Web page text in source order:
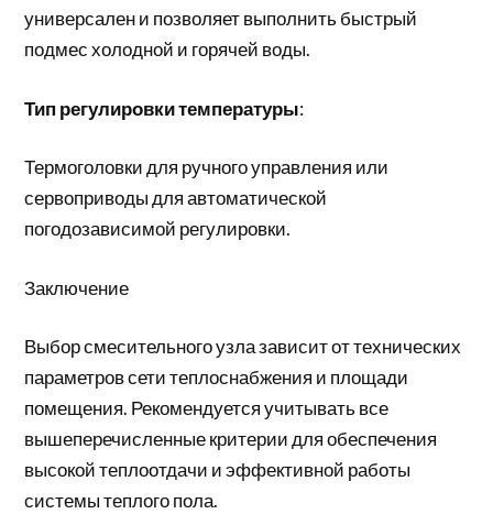
универсален и позволяет выполнить быстрый
подмес холодной и горячей воды.
Тип регулировки температуры:
Термоголовки для ручного управления или
сервоприводы для автоматической
погодозависимой регулировки.
Заключение
Выбор смесительного узла зависит от технических
параметров сети теплоснабжения и площади
помещения. Рекомендуется учитывать все
вышеперечисленные критерии для обеспечения
высокой теплоотдачи и эффективной работы
системы теплого пола.